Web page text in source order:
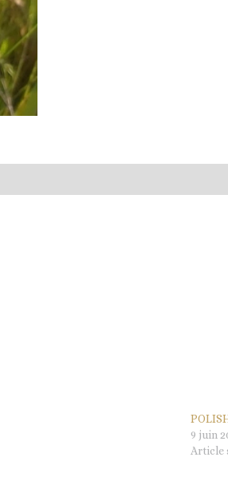
9 juin
Article